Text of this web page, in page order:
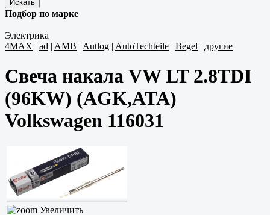
Подбор по марке
Электрика
4MAX | ad | AMB | Autlog | AutoTechteile | Begel | другие
Свеча накала VW LT 2.8TDI
(96KW) (AGK,ATA)
Volkswagen 116031
Увеличить